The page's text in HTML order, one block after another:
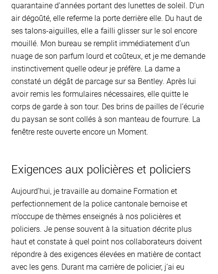
quarantaine d’années portant des lunettes de soleil. D’un
air dégoûté, elle referme la porte derrière elle. Du haut de
ses talons-aiguilles, elle a failli glisser sur le sol encore
mouillé. Mon bureau se remplit immédiatement d’un
nuage de son parfum lourd et coûteux, et je me demande
instinctivement quelle odeur je préfère. La dame a
constaté un dégât de parcage sur sa Bentley. Après lui
avoir remis les formulaires nécessaires, elle quitte le
corps de garde à son tour. Des brins de pailles de l’écurie
du paysan se sont collés à son manteau de fourrure. La
fenêtre reste ouverte encore un Moment.
Exigences aux policières et policiers
Aujourd’hui, je travaille au domaine Formation et
perfectionnement de la police cantonale bernoise et
m’occupe de thèmes enseignés à nos policières et
policiers. Je pense souvent à la situation décrite plus
haut et constate à quel point nos collaborateurs doivent
répondre à des exigences élevées en matière de contact
avec les gens. Durant ma carrière de policier, j’ai eu